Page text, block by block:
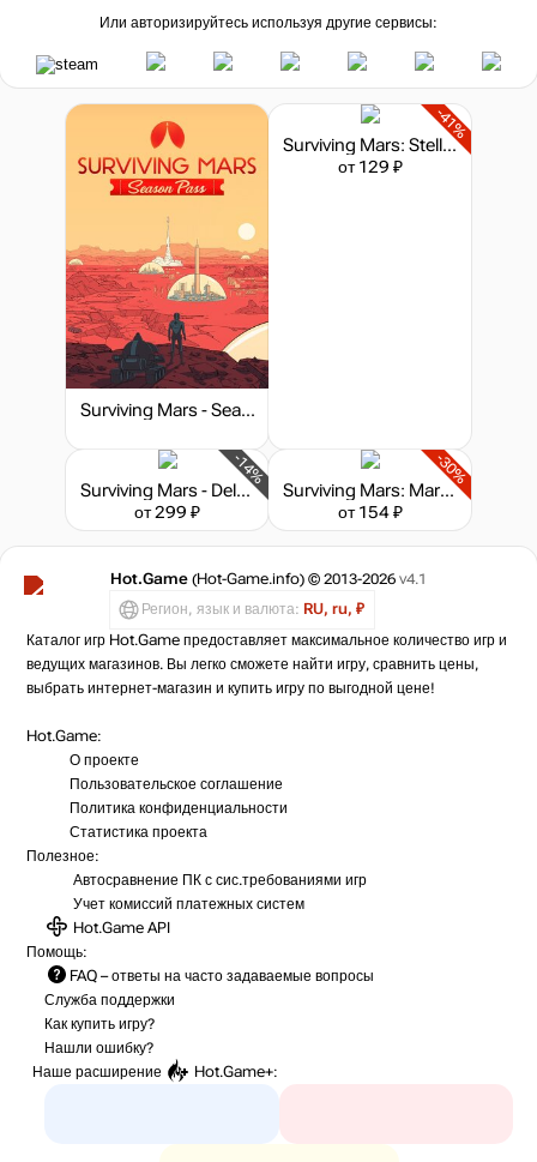
Или авторизируйтесь используя другие сервисы:
Surviving Mars - Season Pass
-41%
Surviving Mars: Stellaris Dome Set
от 129 ₽
-14%
Surviving Mars - Deluxe Upgrade Pack
от 299 ₽
-30%
Surviving Mars: Mars Lifestyle Radio
от 154 ₽
Hot.Game (Hot-Game.info) © 2013-2026 v4.1
Регион, язык и валюта: RU, ru, ₽
Каталог игр Hot.Game предоставляет максимальное количество игр и
ведущих магазинов. Вы легко сможете найти игру, сравнить цены,
выбрать интернет-магазин и купить игру по выгодной цене!
Hot.Game:
О проекте
Пользовательское соглашение
Политика конфиденциальности
Статистика проекта
Полезное:
Автосравнение ПК с сис.требованиями игр
Учет комиссий платежных систем
Hot.Game API
Помощь:
FAQ – ответы на часто задаваемые вопросы
Служба поддержки
Как купить игру?
Нашли ошибку?
Наше расширение
Hot.Game+: